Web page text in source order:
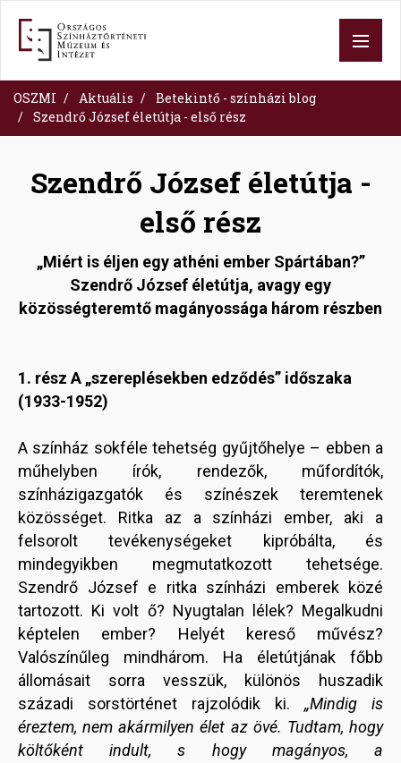
content
OSZMI Aktuális
Betekintő - színházi blog
Szendrő József életútja - első rész
Szendrő József életútja -
első rész
„Miért is éljen egy athéni ember Spártában?”
Szendrő József életútja, avagy egy
közösségteremtő magányossága három részben
1. rész A „szereplésekben edződés” időszaka
(1933-1952)
A színház sokféle tehetség gyűjtőhelye – ebben a
műhelyben írók, rendezők, műfordítók,
színházigazgatók és színészek teremtenek
közösséget. Ritka az a színházi ember, aki a
felsorolt tevékenységeket kipróbálta, és
mindegyikben megmutatkozott tehetsége.
Szendrő József e ritka színházi emberek közé
tartozott. Ki volt ő? Nyugtalan lélek? Megalkudni
képtelen ember? Helyét kereső művész?
Valószínűleg mindhárom. Ha életútjának főbb
állomásait sorra vesszük, különös huszadik
századi sorstörténet rajzolódik ki. „Mindig is
éreztem, nem akármilyen élet az övé. Tudtam, hogy
költőként indult, s hogy magányos, a